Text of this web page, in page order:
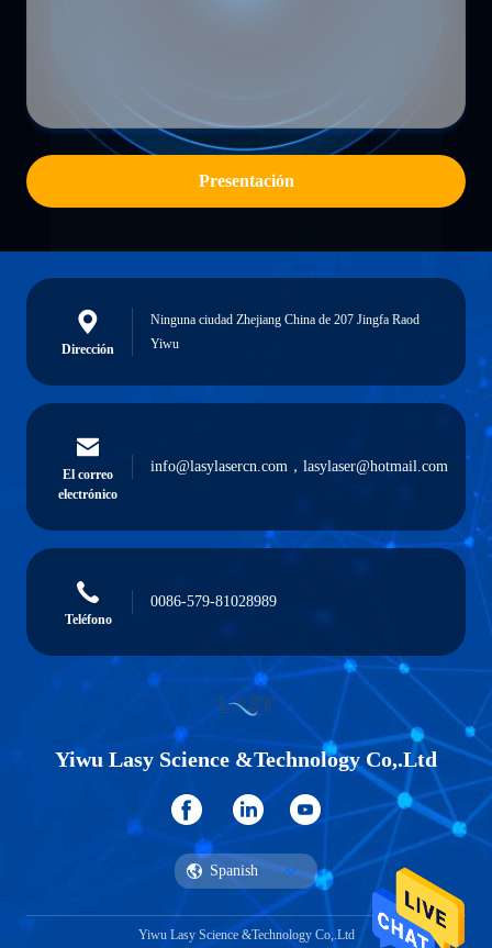
Presentación
Dirección
Ninguna ciudad Zhejiang China de 207 Jingfa Raod
Yiwu
El correo
electrónico
info@lasylasercn.com，lasylaser@hotmail.com
Teléfono
0086-579-81028989
Yiwu Lasy Science &Technology Co,.Ltd
Spanish
Yiwu Lasy Science &Technology Co,.Ltd